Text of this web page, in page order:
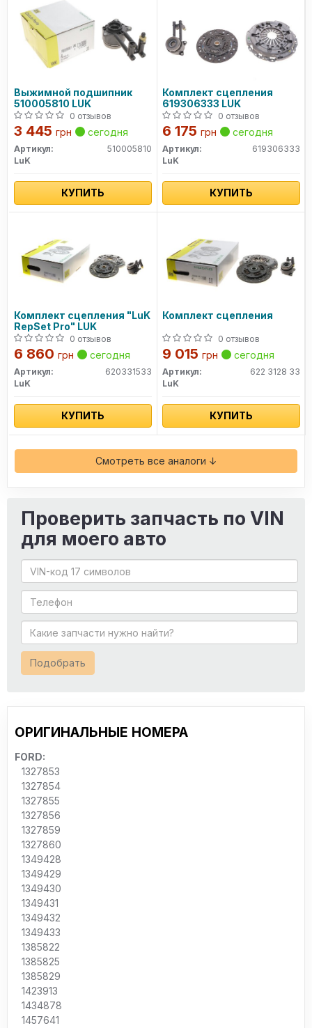
Выжимной подшипник
510005810 LUK
0 отзывов
3 445 грн сегодня
Артикул:
510005810
LuK
КУПИТЬ
Комплект сцепления
619306333 LUK
0 отзывов
6 175 грн сегодня
Артикул:
619306333
LuK
КУПИТЬ
Комплект сцепления "LuK
RepSet Pro" LUK
0 отзывов
6 860 грн сегодня
Артикул:
620331533
LuK
КУПИТЬ
Комплект сцепления
0 отзывов
9 015 грн сегодня
Артикул:
622 3128 33
LuK
КУПИТЬ
Смотреть все аналоги ↓
Проверить запчасть по VIN
для моего авто
Подобрать
ОРИГИНАЛЬНЫЕ НОМЕРА
FORD:
1327853
1327854
1327855
1327856
1327859
1327860
1349428
1349429
1349430
1349431
1349432
1349433
1385822
1385825
1385829
1423913
1434878
1457641